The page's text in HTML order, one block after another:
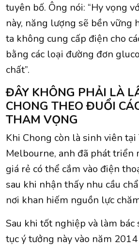
tuyên bố. Ông nói: “Hy vọng
này, năng lượng sẽ bền vững
ta không cung cấp điện cho
bằng các loại đường đơn
chất”.
ĐÂY KHÔNG PHẢI LÀ
CHONG THEO ĐUỔI
THAM VỌNG
Khi Chong còn là sinh viên tại
Melbourne, anh đã phát triển
giá rẻ có thể cắm vào điện
sau khi nhận thấy nhu cầu
nơi khan hiếm nguồn lực
Sau khi tốt nghiệp và làm bác
tục ý tưởng này vào năm